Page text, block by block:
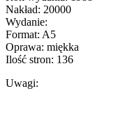
Nakład: 20000
Wydanie:
Format: A5
Oprawa: miękka
Ilość stron: 136
Uwagi: